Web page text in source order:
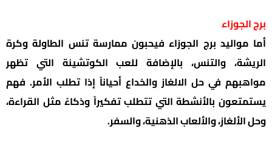
برج الجوزاء
أما مواليد برج الجوزاء فيحبون ممارسة تنس الطاولة وكرة
الريشة، والتنس، بالإضافة للعب الكوتشينة التي تظهر
مواهبهم في حل الالغاز والخداع أحياناً إذا تطلب الأمر. فهم
يستمتعون بالأنشطة التي تتطلب تفكيراً وذكاءً مثل القراءة،
وحل الألغاز، والألعاب الذهنية، والسفر.